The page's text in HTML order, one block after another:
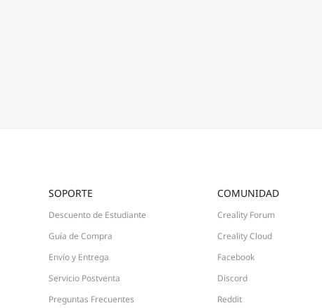
SOPORTE
Descuento de Estudiante
Guía de Compra
Envío y Entrega
Servicio Postventa
Preguntas Frecuentes
COMUNIDAD
Creality Forum
Creality Cloud
Facebook
Discord
Reddit